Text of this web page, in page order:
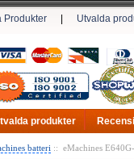
Produkter Utvalda
produkter
batteri :: eMachines